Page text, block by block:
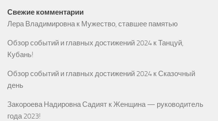
Свежие комментарии
Лера Владимировнак Мужество, ставшее памятью
Обзор событий и главных достижений 2024 кТанцуй,
Кубань!
Обзор событий и главных достижений 2024 кСказочный
день
Закороева Надировна Садият кЖенщина — руководитель
года 2023!